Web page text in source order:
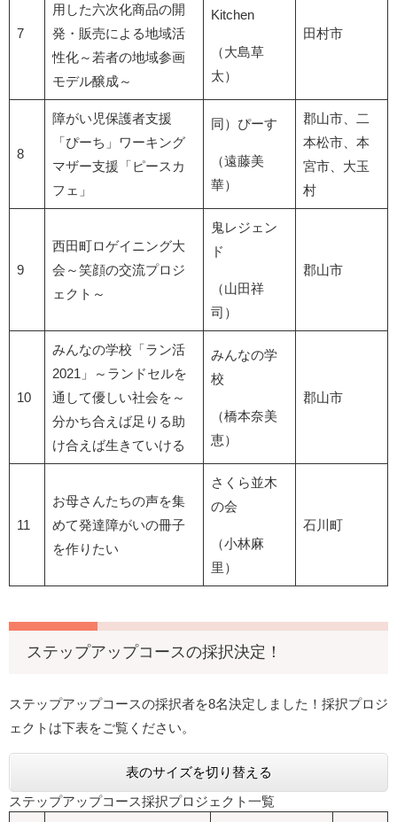
7
用した六次化商品の開
発・販売による地域活
性化～若者の地域参画
モデル醸成～
Kitchen
（大島草
太）
田村市
8
障がい児保護者支援
「ぴーち」ワーキング
マザー支援「ピースカ
フェ」
同）ぴーす
（遠藤美
華）
郡山市、二
本松市、本
宮市、大玉
村
9
西田町ロゲイニング大
会～笑顔の交流プロジ
ェクト～
鬼レジェン
ド
（山田祥
司）
郡山市
10
みんなの学校「ラン活
2021」～ランドセルを
通して優しい社会を～
分かち合えば足りる助
け合えば生きていける
みんなの学
校
（橋本奈美
恵）
郡山市
11
お母さんたちの声を集
めて発達障がいの冊子
を作りたい
さくら並木
の会
（小林麻
里）
石川町
ステップアップコースの採択決定！
ステップアップコースの採択者を8名決定しました！採択プロジ
ェクトは下表をご覧ください。
表のサイズを切り替える
ステップアップコース採択プロジェクト一覧